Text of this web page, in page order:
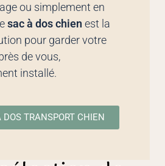
ou simplement en
sac à dos chien est la
pour garder votre
de vous,
installé.
DOS TRANSPORT CHIEN